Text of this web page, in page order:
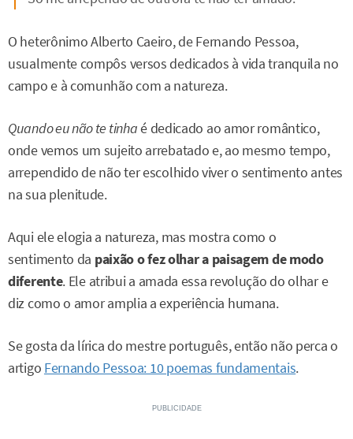
O heterônimo Alberto Caeiro, de Fernando Pessoa,
usualmente compôs versos dedicados à vida tranquila no
campo e à comunhão com a natureza.
Quando eu não te tinhaé dedicado ao amor romântico,
onde vemos um sujeito arrebatado e, ao mesmo tempo,
arrependido de não ter escolhido viver o sentimento antes
na sua plenitude.
Aqui ele elogia a natureza, mas mostra como o
sentimento da paixão o fez olhar a paisagem de modo
diferente. Ele atribui a amada essa revolução do olhar e
diz como o amor amplia a experiência humana.
Se gosta da lírica do mestre português, então não perca o
artigo Fernando Pessoa: 10 poemas fundamentais.